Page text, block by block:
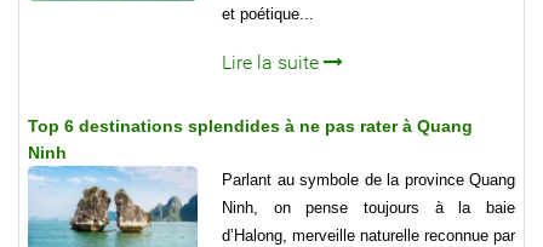
et poétique...
Lire la suite
Top 6 destinations splendides à ne pas rater à Quang
Ninh
Parlant au symbole de la province Quang
Ninh, on pense toujours à la baie
d’Halong, merveille naturelle reconnue par